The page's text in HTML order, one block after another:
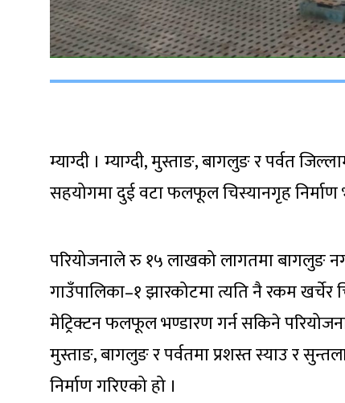
म्याग्दी । म्याग्दी, मुस्ताङ, बागलुङ र पर्वत
सहयोगमा दुई वटा फलफूल चिस्यानगृह
परियोजनाले रु १५ लाखको लागतमा बागलुङ
गाउँपालिका–१ झारकोटमा त्यति नै रकम खर्चेर
मेट्रिक्टन फलफूल भण्डारण गर्न सकिने
मुस्ताङ, बागलुङ र पर्वतमा प्रशस्त स्याउ र
निर्माण गरिएको हो ।